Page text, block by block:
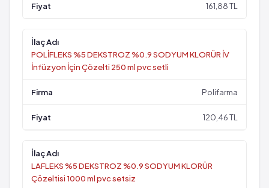
161,88 TL
POLİFLEKS %5 DEKSTROZ %0.9 SODYUM KLORÜR İV
İnfüzyon İçin Çözelti 250 ml pvc setli
Polifarma
120,46 TL
LAFLEKS %5 DEKSTROZ %0.9 SODYUM KLORÜR
Çözeltisi 1000 ml pvc setsiz